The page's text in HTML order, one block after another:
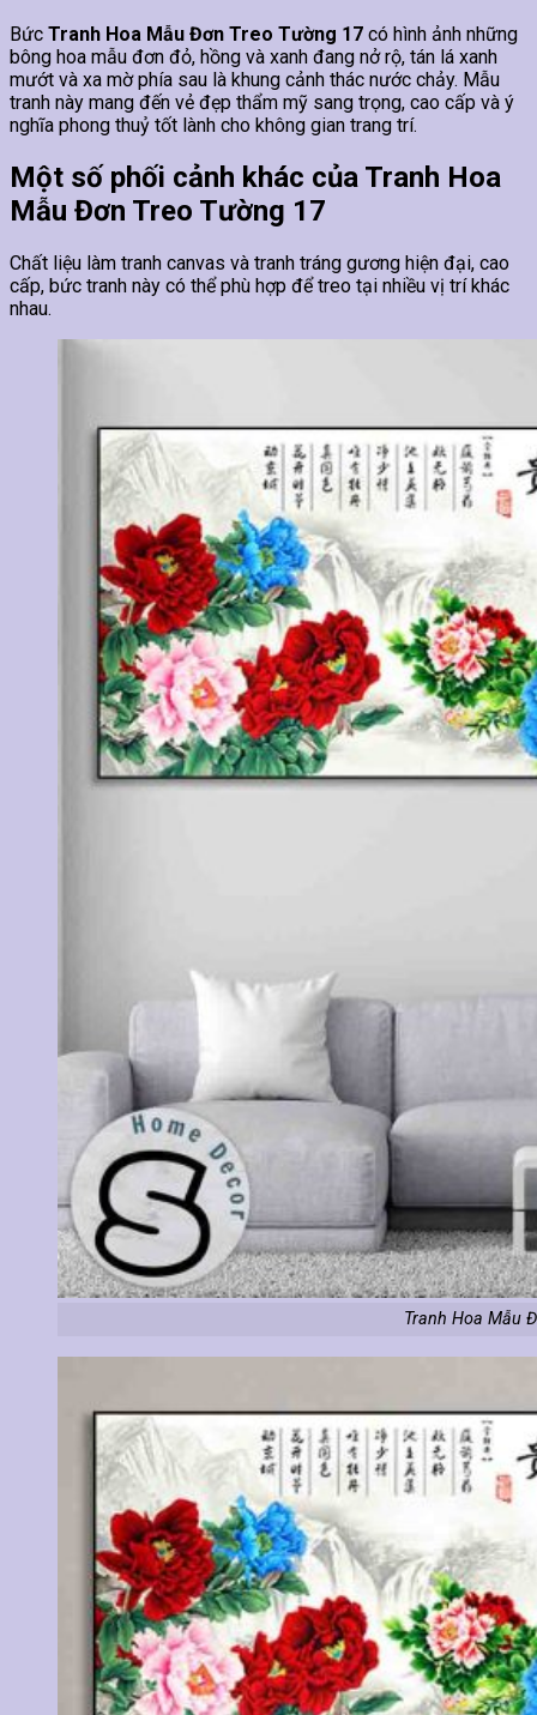
Bức Tranh Hoa Mẫu Đơn Treo Tường 17 có hình ảnh những
bông hoa mẫu đơn đỏ, hồng và xanh đang nở rộ, tán lá xanh
mướt và xa mờ phía sau là khung cảnh thác nước chảy. Mẫu
tranh này mang đến vẻ đẹp thẩm mỹ sang trọng, cao cấp và ý
nghĩa phong thuỷ tốt lành cho không gian trang trí.
Một số phối cảnh khác của Tranh Hoa
Mẫu Đơn Treo Tường 17
Chất liệu làm tranh canvas và tranh tráng gương hiện đại, cao
cấp, bức tranh này có thể phù hợp để treo tại nhiều vị trí khác
nhau.
Tranh Hoa Mẫu